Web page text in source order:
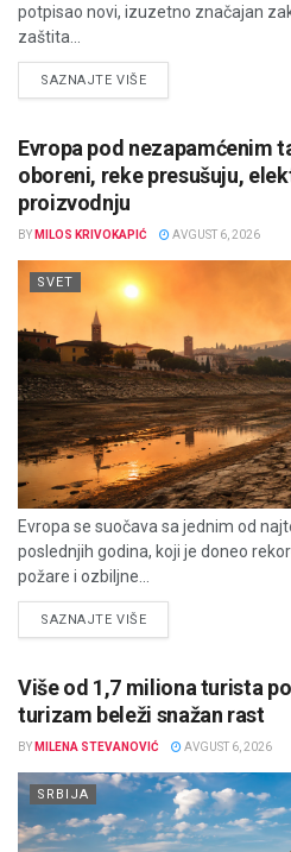
potpisao novi, izuzetno značajan
zaštita...
SAZNAJTE VIŠEDETAILS
Evropa pod nezapamćenim
oboreni, reke presušuju,
proizvodnju
BY MILOS KRIVOKAPIĆ AVGUST 6, 2026
SVET
Evropa se suočava sa jednim od
poslednjih godina, koji je doneo
požare i ozbiljne...
SAZNAJTE VIŠEDETAILS
Više od 1,7 miliona turista
turizam beleži snažan rast
BY MILENA STEVANOVIĆ AVGUST 6, 2026
SRBIJA